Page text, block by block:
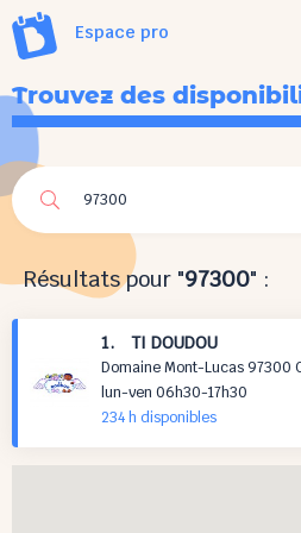
Espace pro
Trouvez des
Résultats pour "97300" :
1. TI DOUDOU
Domaine Mont-Lucas 97300
lun-ven 06h30-17h30
234 h disponibles